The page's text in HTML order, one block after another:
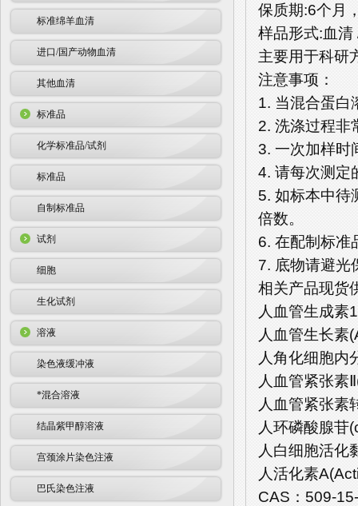
标准绵羊血清
进口/国产动物血清
其他血清
标准品
化学标准品/试剂
标准品
自制标准品
试剂
细胞
生化试剂
溶液
染色液缓冲液
*混合溶液
结晶紫甲醇溶液
宫颈涂片染色注液
巴氏染色注液
保质期:6个月
样品形式:血清
主要用于科研
注意事项：
1. 当混合蛋白
2. 洗涤过程非
3. 一次加样时
4. 请每次测定
5. 如标本中待
倍数。
6. 在配制标准
7. 底物请避
相关产品现货
人血管生成素
人血管生长素
人角化细胞内
人血管紧张素
人血管紧张素
人环磷酸腺苷
人白细胞活化
人活化素
CAS：509-